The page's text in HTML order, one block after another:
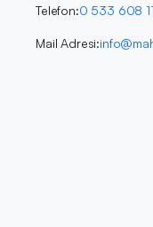
Telefon:0 533 608
Mail Adresi: